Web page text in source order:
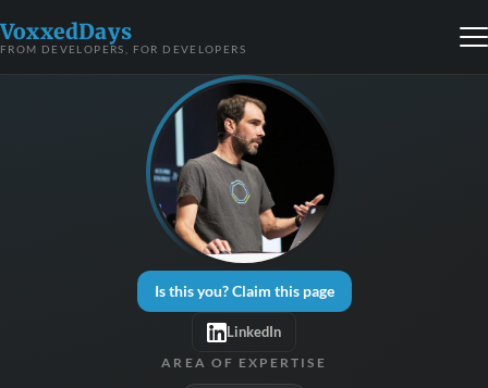
VoxxedDays
FROM DEVELOPERS, FOR DEVELOPERS
Is this you? Claim this page
LinkedIn
AREA OF EXPERTISE